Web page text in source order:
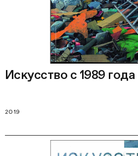
Искусство с 1989 года
2019